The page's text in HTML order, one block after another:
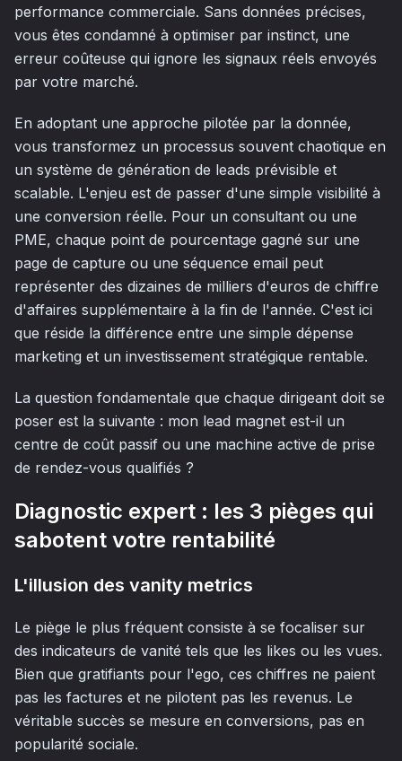
performance commerciale. Sans données précises,
vous êtes condamné à optimiser par instinct, une
erreur coûteuse qui ignore les signaux réels envoyés
par votre marché.
En adoptant une approche pilotée par la donnée,
vous transformez un processus souvent chaotique en
un système de génération de leads prévisible et
scalable. L'enjeu est de passer d'une simple visibilité à
une conversion réelle. Pour un consultant ou une
PME, chaque point de pourcentage gagné sur une
page de capture ou une séquence email peut
représenter des dizaines de milliers d'euros de chiffre
d'affaires supplémentaire à la fin de l'année. C'est ici
que réside la différence entre une simple dépense
marketing et un investissement stratégique rentable.
La question fondamentale que chaque dirigeant doit se
poser est la suivante : mon lead magnet est-il un
centre de coût passif ou une machine active de prise
de rendez-vous qualifiés ?
Diagnostic expert : les 3 pièges qui
sabotent votre rentabilité
L'illusion des vanity metrics
Le piège le plus fréquent consiste à se focaliser sur
des indicateurs de vanité tels que les likes ou les vues.
Bien que gratifiants pour l'ego, ces chiffres ne paient
pas les factures et ne pilotent pas les revenus. Le
véritable succès se mesure en conversions, pas en
popularité sociale.